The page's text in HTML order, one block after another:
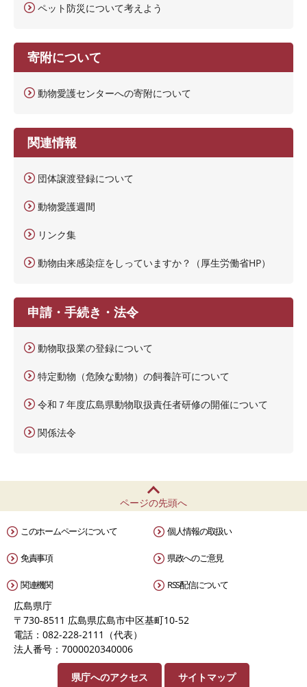
ペット防災について考えよう
寄附について
動物愛護センターへの寄附について
関連情報
団体譲渡登録について
動物愛護週間
リンク集
動物由来感染症をしっていますか？（厚生労働省HP）
申請・手続き・法令
動物取扱業の登録について
特定動物（危険な動物）の飼養許可について
令和７年度広島県動物取扱責任者研修の開催について
関係法令
ページの先頭へ
このホームページについて 個人情報の取扱い
免責事項 県政へのご意見
関連機関 RSS配信について
広島県庁
〒730-8511 広島県広島市中区基町10-52
電話：082-228-2111（代表）
法人番号：7000020340006
県庁へのアクセス サイトマップ